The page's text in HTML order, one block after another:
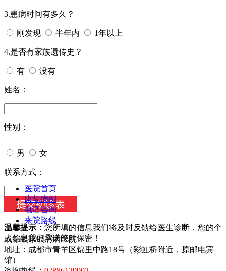
3.患病时间有多久？
刚发现 半年内 1年以上
4.是否有家族遗传史？
有 没有
姓名：
性别：
男 女
今天日期：
联系方式：
温馨提示： 您所填的信息我们将及时反馈给医生诊断，您的个
人信息我们承诺绝对保密！
医院首页
康复病例
电话咨询
来院路线
成都银康银屑病医院
地址：成都市青羊区锦里中路18号（彩虹桥附近，原邮电宾
馆）